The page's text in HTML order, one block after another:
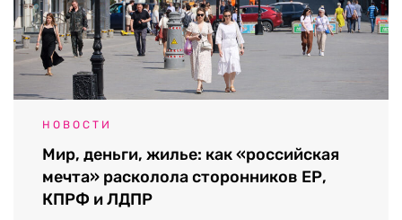
НОВОСТИ
Мир, деньги, жилье: как «российская
мечта» расколола сторонников ЕР,
КПРФ и ЛДПР